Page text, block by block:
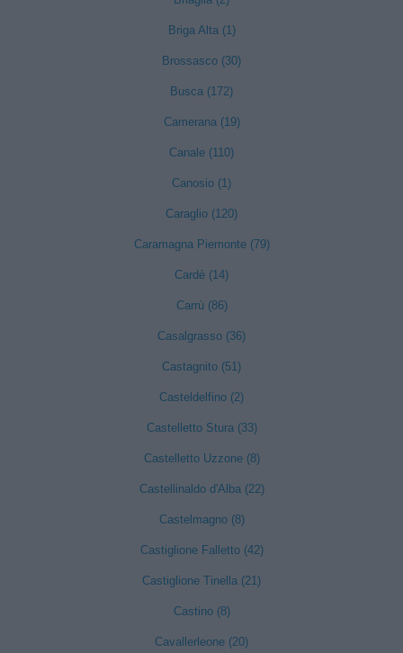
Briga Alta (1)
Brossasco (30)
Busca (172)
Camerana (19)
Canale (110)
Canosio (1)
Caraglio (120)
Caramagna Piemonte (79)
Cardè (14)
Carrù (86)
Casalgrasso (36)
Castagnito (51)
Casteldelfino (2)
Castelletto Stura (33)
Castelletto Uzzone (8)
Castellinaldo d'Alba (22)
Castelmagno (8)
Castiglione Falletto (42)
Castiglione Tinella (21)
Castino (8)
Cavallerleone (20)